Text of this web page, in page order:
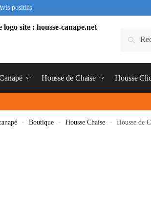
positifs
Housse de Chaise Housse
» Boutique » Housse Chaise » Housse de